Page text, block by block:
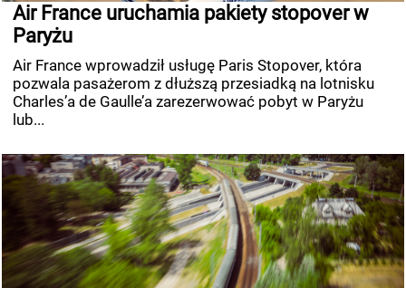
Air France uruchamia pakiety stopover w
Paryżu
Air France wprowadził usługę Paris Stopover, która
pozwala pasażerom z dłuższą przesiadką na lotnisku
Charles’a de Gaulle’a zarezerwować pobyt w Paryżu
lub...